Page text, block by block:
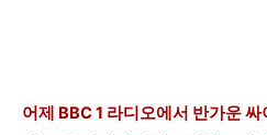
어제 BBC 1 라디오에서 반가운